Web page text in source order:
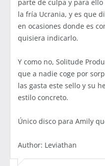
parte de culpa y para
la fría Ucrania, y es que
en ocasiones donde es
quisiera indicarlo.
Y como no, Solitude
que a nadie coge por
las gasta este sello y su
estilo concreto.
Único disco para Amily
Author: Leviathan